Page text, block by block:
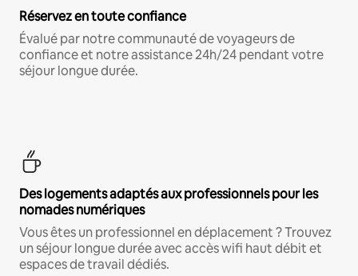
Réservez en toute confiance
Évalué par notre communauté de voyageurs de
confiance et notre assistance 24h/24 pendant votre
séjour longue durée.
Des logements adaptés aux professionnels pour les
nomades numériques
Vous êtes un professionnel en déplacement ? Trouvez
un séjour longue durée avec accès wifi haut débit et
espaces de travail dédiés.